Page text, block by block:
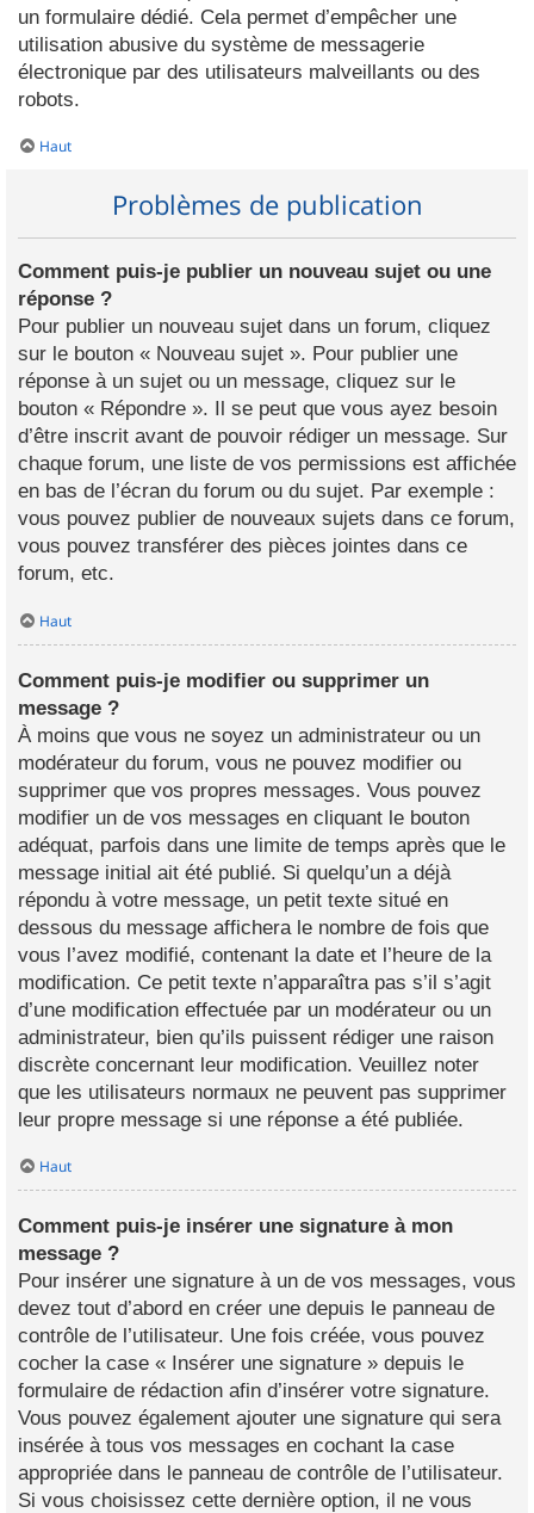
un formulaire dédié. Cela permet d’empêcher une
utilisation abusive du système de messagerie
électronique par des utilisateurs malveillants ou des
robots.
Haut
Problèmes de publication
Comment puis-je publier un nouveau sujet ou une
réponse ?
Pour publier un nouveau sujet dans un forum, cliquez
sur le bouton « Nouveau sujet ». Pour publier une
réponse à un sujet ou un message, cliquez sur le
bouton « Répondre ». Il se peut que vous ayez besoin
d’être inscrit avant de pouvoir rédiger un message. Sur
chaque forum, une liste de vos permissions est affichée
en bas de l’écran du forum ou du sujet. Par exemple :
vous pouvez publier de nouveaux sujets dans ce forum,
vous pouvez transférer des pièces jointes dans ce
forum, etc.
Haut
Comment puis-je modifier ou supprimer un
message ?
À moins que vous ne soyez un administrateur ou un
modérateur du forum, vous ne pouvez modifier ou
supprimer que vos propres messages. Vous pouvez
modifier un de vos messages en cliquant le bouton
adéquat, parfois dans une limite de temps après que le
message initial ait été publié. Si quelqu’un a déjà
répondu à votre message, un petit texte situé en
dessous du message affichera le nombre de fois que
vous l’avez modifié, contenant la date et l’heure de la
modification. Ce petit texte n’apparaîtra pas s’il s’agit
d’une modification effectuée par un modérateur ou un
administrateur, bien qu’ils puissent rédiger une raison
discrète concernant leur modification. Veuillez noter
que les utilisateurs normaux ne peuvent pas supprimer
leur propre message si une réponse a été publiée.
Haut
Comment puis-je insérer une signature à mon
message ?
Pour insérer une signature à un de vos messages, vous
devez tout d’abord en créer une depuis le panneau de
contrôle de l’utilisateur. Une fois créée, vous pouvez
cocher la case « Insérer une signature » depuis le
formulaire de rédaction afin d’insérer votre signature.
Vous pouvez également ajouter une signature qui sera
insérée à tous vos messages en cochant la case
appropriée dans le panneau de contrôle de l’utilisateur.
Si vous choisissez cette dernière option, il ne vous